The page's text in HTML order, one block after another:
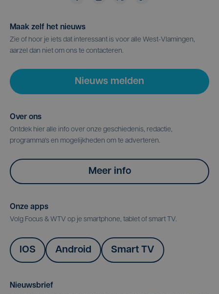
Maak zelf het nieuws
Zie of hoor je iets dat interessant is voor alle West-Vlamingen,
aarzel dan niet om ons te contacteren.
Nieuws melden
Over ons
Ontdek hier alle info over onze geschiedenis, redactie,
programma's en mogelijkheden om te adverteren.
Meer info
Onze apps
Volg Focus & WTV op je smartphone, tablet of smart TV.
IOS Android Smart TV
Nieuwsbrief